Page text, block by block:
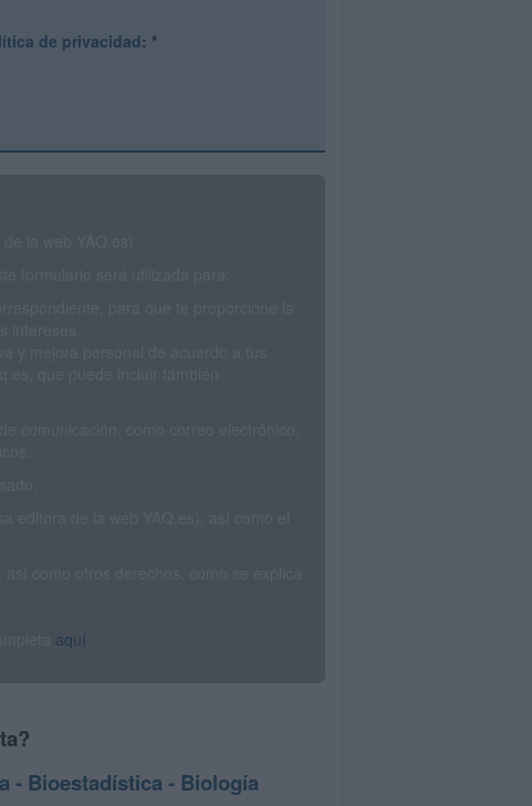
de privacidad: *
aquí
- Bioestadística - Biología